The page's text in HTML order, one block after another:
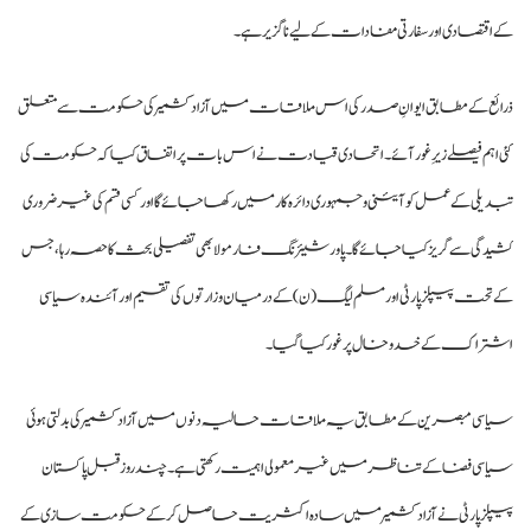
کے اقتصادی اور سفارتی مفادات کے لیے ناگزیر ہے۔
ذرائع کے مطابق ایوانِ صدر کی اس ملاقات میں آزاد کشمیر کی حکومت سے متعلق
کئی اہم فیصلے زیرِ غور آئے۔ اتحادی قیادت نے اس بات پر اتفاق کیا کہ حکومت کی
تبدیلی کے عمل کو آئینی و جمہوری دائرہ کار میں رکھا جائے گا اور کسی قسم کی غیرضروری
کشیدگی سے گریز کیا جائے گا۔ پاور شیئرنگ فارمولا بھی تفصیلی بحث کا حصہ رہا، جس
کے تحت پیپلز پارٹی اور مسلم لیگ (ن) کے درمیان وزارتوں کی تقسیم اور آئندہ سیاسی
اشتراک کے خدوخال پر غور کیا گیا۔
سیاسی مبصرین کے مطابق یہ ملاقات حالیہ دنوں میں آزاد کشمیر کی بدلتی ہوئی
سیاسی فضا کے تناظر میں غیر معمولی اہمیت رکھتی ہے۔ چند روز قبل پاکستان
پیپلز پارٹی نے آزاد کشمیر میں سادہ اکثریت حاصل کر کے حکومت سازی کے